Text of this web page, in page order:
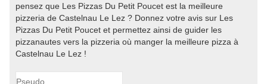
pensez que Les Pizzas Du Petit Poucet est la meilleure
pizzeria de Castelnau Le Lez ? Donnez votre avis sur Les
Pizzas Du Petit Poucet et permettez ainsi de guider les
pizzanautes vers la pizzeria où manger la meilleure pizza à
Castelnau Le Lez !